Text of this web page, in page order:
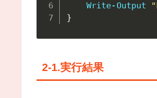
Write-Output
}
2-1.実行結果